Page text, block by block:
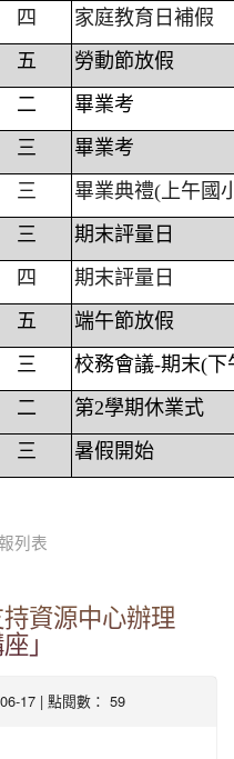
四
家庭教育日補假
五
勞動節放假
二
畢業考
三
畢業考
三
畢業典禮(上午國
三
期末評量日
四
期末評量日
五
端午節放假
三
校務會議-期末(下
二
第2學期休業式
三 暑假開始
列表
資源中心辦理
」
17 | 點閱數： 59